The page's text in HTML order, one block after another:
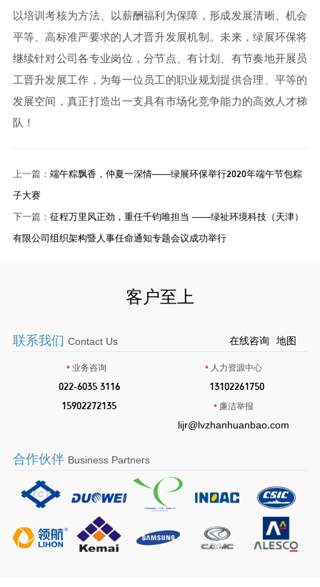
以培训考核为方法、以薪酬福利为保障，形成发展清晰、机会
平等、高标准严要求的人才晋升发展机制。未来，绿展环保将
继续针对公司各专业岗位，分节点、有计划、有节奏地开展员
工晋升发展工作，为每一位员工的职业规划提供合理、平等的
发展空间，真正打造出一支具有市场化竞争能力的高效人才梯
队！
上一篇： 端午粽飘香，仲夏一深情——绿展环保举行2020年端午节包粽
子大赛
下一篇： 征程万里风正劲，重任千钧唯担当 ——绿祉环境科技（天津）
有限公司组织架构暨人事任命通知专题会议成功举行
客户至上
在线咨询 地图
联系我们 Contact Us
•业务咨询
022-6035 3116
15902272135
• 人力资源中心
13102261750
• 廉洁举报
lijr@lvzhanhuanbao.com
合作伙伴 Business Partners